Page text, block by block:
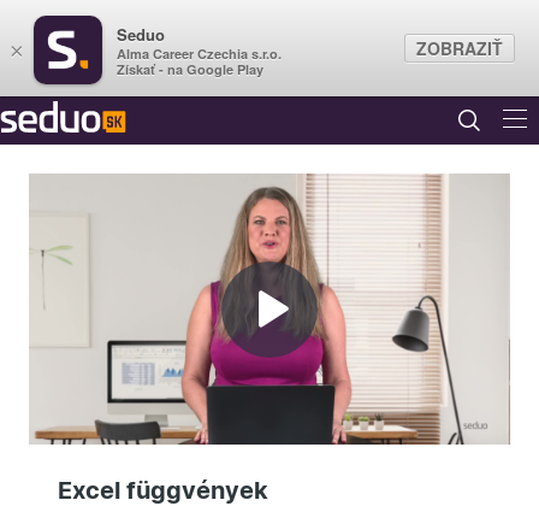
Prehrať
video
Excel függvények
×
Seduo
Alma Career Czechia s.r.o.
Získať - na Google Play
ZOBRAZIŤ